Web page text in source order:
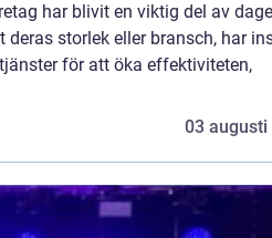
har blivit en viktig del av
storlek eller bransch, har
för att öka effektiviteten,
03 augusti